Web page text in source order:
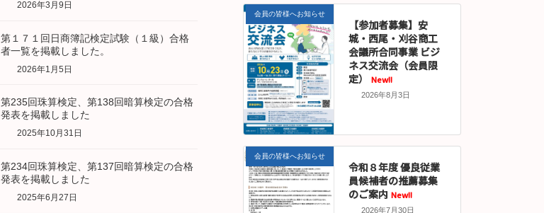
2026年3月9日
第１７１回日商簿記検定試験（１級）合格
者一覧を掲載しました。
2026年1月5日
第235回珠算検定、第138回暗算検定の合格
発表を掲載しました
2025年10月31日
第234回珠算検定、第137回暗算検定の合格
発表を掲載しました
2025年6月27日
会員の皆様へお知らせ
【参加者募集】安
城・西尾・刈谷商工
会議所合同事業 ビジ
ネス交流会（会員限
定）
New!!
2026年8月3日
会員の皆様へお知らせ
令和８年度 優良従業
員候補者の推薦募集
のご案内 New!!
2026年7月30日